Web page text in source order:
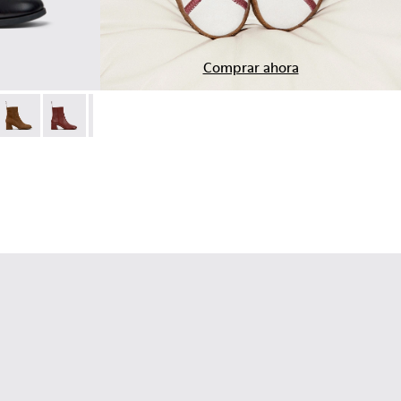
piel negros para mujer.
de piel marrones para mujer.
010 009
Kora - K400798-008 - Botines de nobuk marrones para mujer.
Kora - K400798-007
Comprar ahora